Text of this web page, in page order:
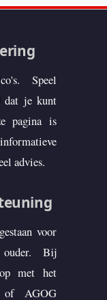
Speel
dat je kunt
pagina is
advies.
voor
Bij
met het
of AGOG